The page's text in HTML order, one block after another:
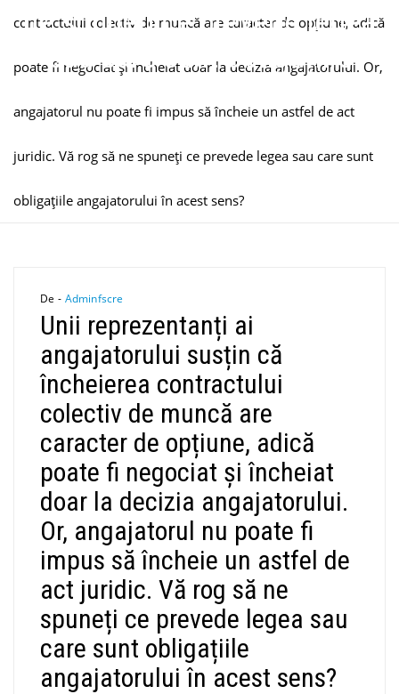
ne spuneți ce prevede legea
sau care sunt obligațiile
contractului colectiv de muncă are caracter de opțiune, adică
poate fi negociat și încheiat doar la decizia angajatorului. Or,
angajatorul nu poate fi impus să încheie un astfel de act
juridic. Vă rog să ne spuneți ce prevede legea sau care sunt
obligațiile angajatorului în acest sens?
De - Adminfscre
Unii reprezentanți ai
angajatorului susțin că
încheierea contractului
colectiv de muncă are
caracter de opțiune, adică
poate fi negociat și încheiat
doar la decizia angajatorului.
Or, angajatorul nu poate fi
impus să încheie un astfel de
act juridic. Vă rog să ne
spuneți ce prevede legea sau
care sunt obligațiile
angajatorului în acest sens?